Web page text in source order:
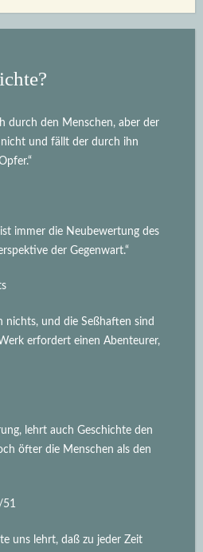
durch den Menschen, aber der
und fällt der durch ihn
immer die Neubewertung des
der Gegenwart.“
nichts, und die Seßhaften sind
erfordert einen Abenteurer,
lehrt auch Geschichte den
öfter die Menschen als den
51
uns lehrt, daß zu jeder Zeit